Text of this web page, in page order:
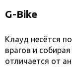
G-Bike
Клауд несётся
врагов и
отличается от